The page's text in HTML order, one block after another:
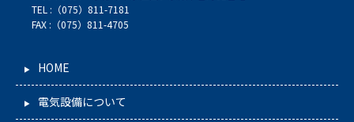
TEL :（075）811-7181
FAX :（075）811-4705
HOME
電気設備について